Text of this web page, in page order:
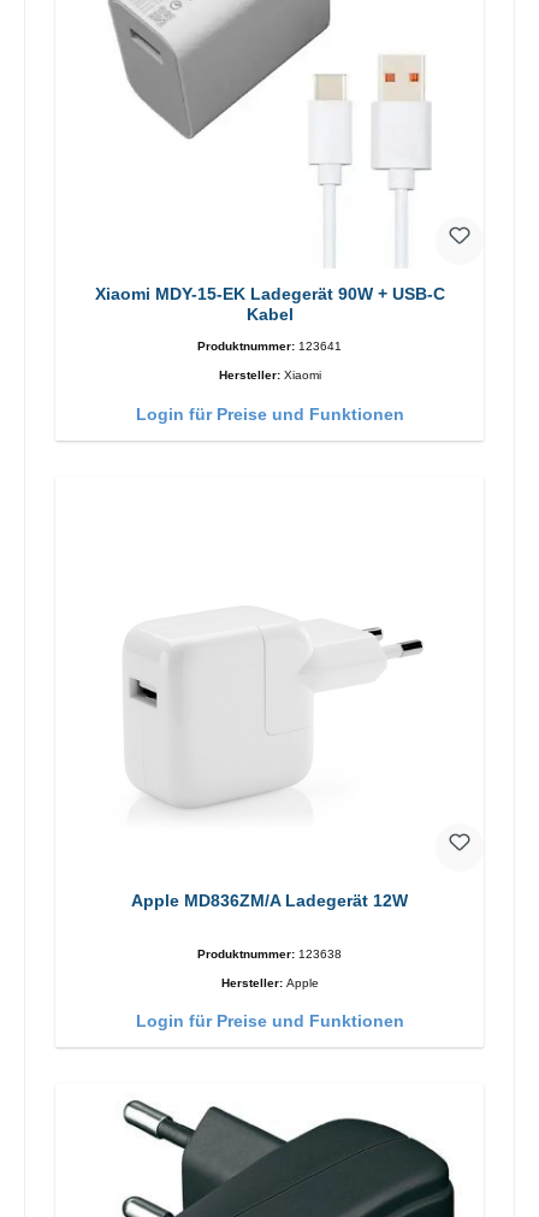
Xiaomi MDY-15-EK Ladegerät 90W + USB-C
Kabel
Produktnummer: 123641
Hersteller: Xiaomi
Login für Preise und Funktionen
Apple MD836ZM/A Ladegerät 12W
Produktnummer: 123638
Hersteller: Apple
Login für Preise und Funktionen